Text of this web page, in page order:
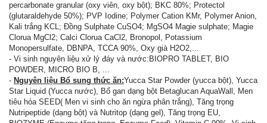
percarbonate granular (oxy viên, oxy bột); BKC 80%; Protectol
(glutaraldehyde 50%); PVP Iodine; Polymer Cation KMr, Polymer Anion,
Kali trắng KCL; Đồng Sulphate CuSO4; MgSO4 Magie sulphate; Magie
Clorua MgCl2; Calci Clorua CaCl2, Bronopol, Potassium
Monopersulfate, DBNPA, TCCA 90%, Oxy già H2O2,...
- Vi sinh nguyên liệu xử lý đáy và nước:BIOPRO TABLET, BIO
POWDER, MICRO BIO B, ...
- Nguyên liệu Bổ sung thức ăn:Yucca Star Powder (yucca bột), Yucca
Star Liquid (Yucca nước), Bổ gan dạng bột Betaglucan AquaWall, Men
tiêu hóa SEED( Men vi sinh cho ăn ngừa phân trắng), Tăng trọng
Nutripeptide (dạng bột) và Nutritop (dạng gel), Tăng trọng EU,